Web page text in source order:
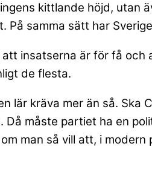
kittlande höjd, utan
samma sätt har
insatserna är för få
de flesta.
lär kräva mer än så.
måste partiet ha en
man så vill att, i